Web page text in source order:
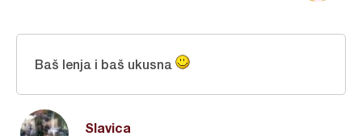
Slavica
Baš lenja i baš ukusna